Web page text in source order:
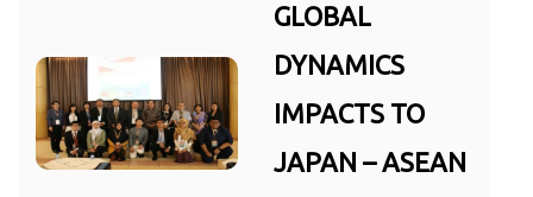
GLOBAL
DYNAMICS
IMPACTS TO
JAPAN – ASEAN